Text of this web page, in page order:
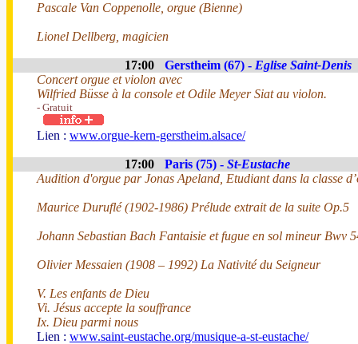
Pascale Van Coppenolle, orgue (Bienne)
Lionel Dellberg, magicien
17:00 Gerstheim (67) - Eglise Saint-Denis
Concert orgue et violon avec
Wilfried Büsse à la console et Odile Meyer Siat au violon.
- Gratuit
Lien : www.orgue-kern-gerstheim.alsace/
17:00 Paris (75) - St-Eustache
Audition d'orgue par Jonas Apeland, Etudiant dans la classe
Maurice Duruflé (1902-1986) Prélude extrait de la suite Op.5
Johann Sebastian Bach Fantaisie et fugue en sol mineur Bwv
Olivier Messaien (1908 – 1992) La Nativité du Seigneur
V. Les enfants de Dieu
Vi. Jésus accepte la souffrance
Ix. Dieu parmi nous
Lien : www.saint-eustache.org/musique-a-st-eustache/